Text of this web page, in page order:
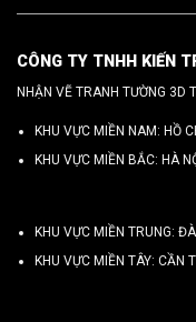
CÔNG TY TNHH KIẾN
NHẬN VẼ TRANH TƯỜNG 3D
KHU VỰC MIỀN NAM: HỒ
KHU VỰC MIỀN BẮC: HÀ
KHU VỰC MIỀN TRUNG:
KHU VỰC MIỀN TÂY: CẦN